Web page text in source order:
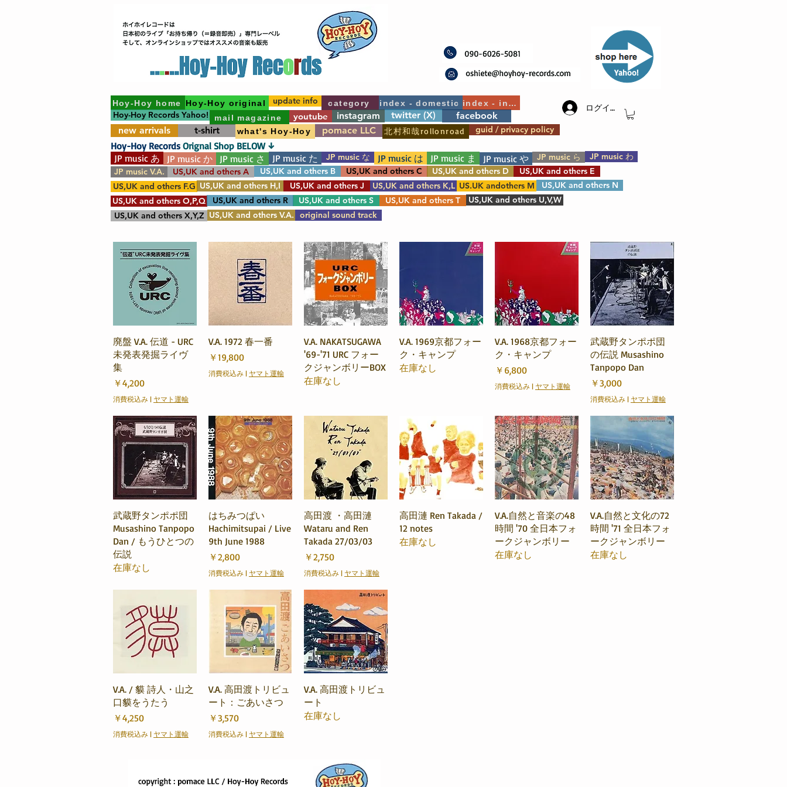
​Yahoo!
Hoy-Hoy home Hoy-Hoy original category index - domestic index - int'l
guid / privacy policy
Hoy-Hoy Records Yahoo! mail magazine youtube twitter (X)
instagram
new arrivals
t-shirt what's Hoy-Hoy pomace LLC 北村和哉rollonroad
facebook
ログイン
update info
JP music あ JP music か JP music さ JP music た JP music な JP music は JP music ま JP music や JP music ら
JP music わ
JP music V.A.
US,UK and others A US,UK and others B US,UK and others C US,UK and others D
US,UK and others E
US,UK and others F.G US,UK and others H,I US,UK and others J US,UK and others K,L
US,UK and others N
US,UK and others O,P,Q
US,UK and others S
US,UK and others R US,UK and others T
US,UK and others U,V,W
US,UK and others X,Y,Z US,UK and others V.A. original sound track
Hoy-Hoy Records Orignal Shop BELOW ↓
US.UK andothers M
クイックビュー
廃盤 V.A. 伝道 - URC
未発表発掘ライヴ
集
価格
￥4,200
消費税込み | ヤマト運輸
クイックビュー
V.A. 1972 春一番
価格
￥19,800
消費税込み| ヤマト運輸
クイックビュー
V.A. NAKATSUGAWA
'69-'71 URC フォー
クジャンボリーBOX
在庫なし
クイックビュー
V.A. 1969京都フォー
ク・キャンプ
在庫なし
クイックビュー
V.A. 1968京都フォー
ク・キャンプ
価格
￥6,800
消費税込み| ヤマト運輸
クイックビュー
武蔵野タンポポ団
の伝説 Musashino
Tanpopo Dan
価格
￥3,000
消費税込み| ヤマト運輸
クイックビュー
武蔵野タンポポ団
Musashino Tanpopo
Dan / もうひとつの
伝説
在庫なし
クイックビュー
はちみつぱい
Hachimitsupai / Live
9th June 1988
価格
￥2,800
消費税込み| ヤマト運輸
クイックビュー
高田渡 ・高田漣
Wataru and Ren
Takada 27/03/03
価格
￥2,750
消費税込み| ヤマト運輸
クイックビュー
高田漣 Ren Takada /
12 notes
在庫なし
クイックビュー
V.A.自然と音楽の48
時間 '70 全日本フォ
ークジャンボリー
在庫なし
クイックビュー
V.A.自然と文化の72
時間 '71 全日本フォ
ークジャンボリー
在庫なし
クイックビュー
V.A. / 貘 詩人・山之
口貘をうたう
価格
￥4,250
消費税込み | ヤマト運輸
クイックビュー
V.A. 高田渡トリビュ
ート：ごあいさつ
価格
￥3,570
消費税込み| ヤマト運輸
クイックビュー
V.A. 高田渡トリビュ
ート
在庫なし